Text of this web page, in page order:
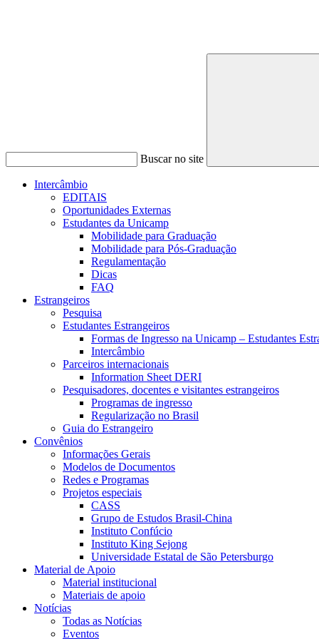
Buscar no site
Intercâmbio
EDITAIS
Oportunidades Externas
Estudantes da Unicamp
Mobilidade para Graduação
Mobilidade para Pós-Graduação
Regulamentação
Dicas
FAQ
Estrangeiros
Pesquisa
Estudantes Estrangeiros
Formas de Ingresso na Unicamp – Estudantes
Intercâmbio
Parceiros internacionais
Information Sheet DERI
Pesquisadores, docentes e visitantes estrangeiros
Programas de ingresso
Regularização no Brasil
Guia do Estrangeiro
Convênios
Informações Gerais
Modelos de Documentos
Redes e Programas
Projetos especiais
CASS
Grupo de Estudos Brasil-China
Instituto Confúcio
Instituto King Sejong
Universidade Estatal de São Petersburgo
Material de Apoio
Material institucional
Materiais de apoio
Notícias
Todas as Notícias
Eventos